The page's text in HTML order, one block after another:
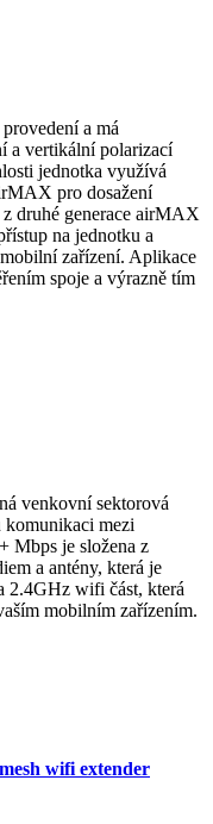
a má
a vertikální polarizací
jednotka využívá
pro dosažení
druhé generace airMAX
na jednotku a
zařízení. Aplikace
spoje a výrazně tím
venkovní sektorová
komunikaci mezi
Mbps je složena z
a antény, která je
2.4GHz wifi část, která
mobilním zařízením.
wifi extender